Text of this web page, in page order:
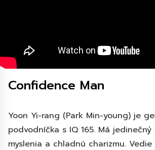
Confidence Man
Yoon Yi-rang (Park Min-young) je
podvodníčka s IQ 165. Má jedinečný
myslenia a chladnú charizmu. Vedie